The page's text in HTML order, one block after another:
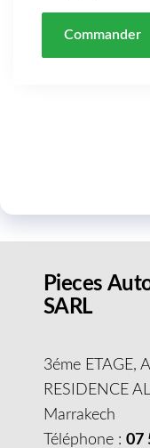
Commander
Pieces
SARL
3éme ETAGE,
RESIDENCE
Marrakech
Téléphone : 07